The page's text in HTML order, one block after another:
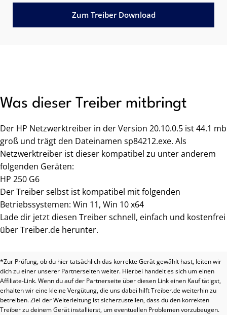
Zum Treiber Download
Was dieser Treiber mitbringt
Der HP Netzwerktreiber in der Version 20.10.0.5 ist 44.1 mb
groß und trägt den Dateinamen sp84212.exe. Als
Netzwerktreiber ist dieser kompatibel zu unter anderem
folgenden Geräten:
HP 250 G6
Der Treiber selbst ist kompatibel mit folgenden
Betriebssystemen: Win 11, Win 10 x64
Lade dir jetzt diesen Treiber schnell, einfach und kostenfrei
über Treiber.de herunter.
*Zur Prüfung, ob du hier tatsächlich das korrekte Gerät gewählt hast, leiten wir
dich zu einer unserer Partnerseiten weiter. Hierbei handelt es sich um einen
Affiliate-Link. Wenn du auf der Partnerseite über diesen Link einen Kauf tätigst,
erhalten wir eine kleine Vergütung, die uns dabei hilft Treiber.de weiterhin zu
betreiben. Ziel der Weiterleitung ist sicherzustellen, dass du den korrekten
Treiber zu deinem Gerät installierst, um eventuellen Problemen vorzubeugen.